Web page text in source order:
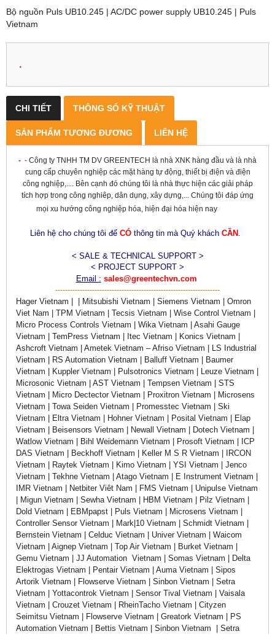
Bộ nguồn Puls UB10.245 | AC/DC power supply UB10.245 | Puls
Vietnam
.
CHI TIẾT THÔNG SỐ KỸ THUẬT
SẢN PHẨM TƯƠNG ĐƯƠNG LIÊN HỆ
- - Công ty TNHH TM DV GREENTECH là nhà XNK hàng đầu và là nhà
cung cấp chuyên nghiệp các mặt hàng tự động, thiết bị điện và điện
công nghiệp,.... Bên cạnh đó chúng tôi là nhà thực hiện các giải pháp
tích hợp trong công nghiêp, dân dụng, xây dựng,... Chúng tôi đáp ứng
mọi xu hướng công nghiệp hóa, hiện đại hóa hiện nay
Liên hệ cho chúng tôi để CÓthông tin mà Quý khách CẦN
< SALE & TECHNICAL SUPPORT >
< PROJECT SUPPORT >
Email : sales@greentechvn.com
-------------------------------------------------------------------
Hager Vietnam | | Mitsubishi Vietnam | Siemens Vietnam | Omron
Viet Nam | TPM Vietnam | Tecsis Vietnam | Wise Control Vietnam |
Micro Process Controls Vietnam | Wika Vietnam | Asahi Gauge
Vietnam | TemPress Vietnam | Itec Vietnam | Konics Vietnam |
Ashcroft Vietnam | Ametek Vietnam – Afriso Vietnam | LS Industrial
Vietnam | RS Automation Vietnam | Balluff Vietnam | Baumer
Vietnam | Kuppler Vietnam | Pulsotronics Vietnam | Leuze Vietnam |
Microsonic Vietnam | AST Vietnam | Tempsen Vietnam | STS
Vietnam | Micro Dectector Vietnam | Proxitron Vietnam | Microsens
Vietnam | Towa Seiden Vietnam | Promesstec Vietnam | Ski
Vietnam | Eltra Vietnam | Hohner Vietnam | Posital Vietnam | Elap
Vietnam | Beisensors Vietnam | Newall Vietnam | Dotech Vietnam |
Watlow Vietnam | Bihl Weidemann Vietnam | Prosoft Vietnam | ICP
DAS Vietnam | Beckhoff Vietnam | Keller M S R Vietnam | IRCON
Vietnam | Raytek Vietnam | Kimo Vietnam | YSI Vietnam | Jenco
Vietnam | Tekhne Vietnam | Atago Vietnam | E Instrument Vietnam |
IMR Vietnam | Netbiter Viêt Nam | FMS Vietnam | Unipulse Vietnam
| Migun Vietnam | Sewha Vietnam | HBM Vietnam | Pilz Vietnam |
Dold Vietnam | EBMpapst | Puls Vietnam | Microsens Vietnam |
Controller Sensor Vietnam | Mark|10 Vietnam | Schmidt Vietnam |
Bernstein Vietnam | Celduc Vietnam | Univer Vietnam | Waicom
Vietnam | Aignep Vietnam | Top Air Vietnam | Burket Vietnam |
Gemu Vietnam | JJ Automation Vietnam | Somas Vietnam | Delta
Elektrogas Vietnam | Pentair Vietnam | Auma Vietnam | Sipos
Artorik Vietnam | Flowserve Vietnam | Sinbon Vietnam | Setra
Vietnam | Yottacontrok Vietnam | Sensor Tival Vietnam | Vaisala
Vietnam | Crouzet Vietnam | RheinTacho Vietnam | Cityzen
Seimitsu Vietnam | Flowserve Vietnam | Greatork Vietnam | PS
Automation Vietnam | Bettis Vietnam | Sinbon Vietnam | Setra